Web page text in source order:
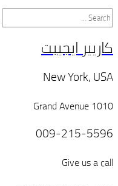
كاريير ايجيبت
New York, USA
1010 Grand Avenue
009-215-5596
Give us a call